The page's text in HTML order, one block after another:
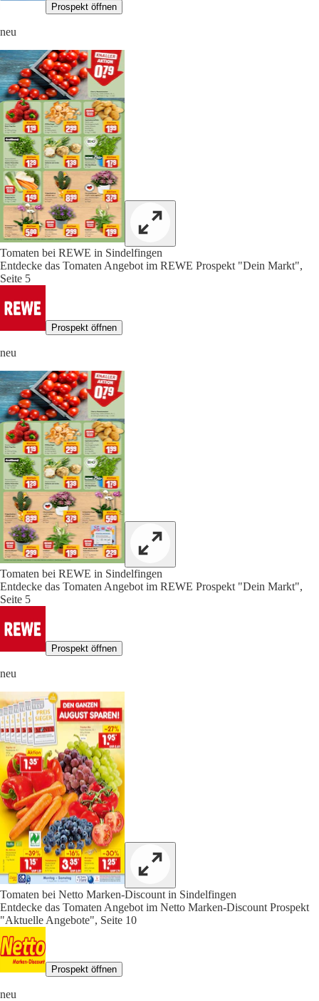
Prospekt öffnen
neu
Tomaten bei REWE in Sindelfingen
Entdecke das Tomaten Angebot im REWE Prospekt "Dein Markt",
Seite 5
Prospekt öffnen
neu
Tomaten bei REWE in Sindelfingen
Entdecke das Tomaten Angebot im REWE Prospekt "Dein Markt",
Seite 5
Prospekt öffnen
neu
Tomaten bei Netto Marken-Discount in Sindelfingen
Entdecke das Tomaten Angebot im Netto Marken-Discount Prospekt
"Aktuelle Angebote", Seite 10
Prospekt öffnen
neu